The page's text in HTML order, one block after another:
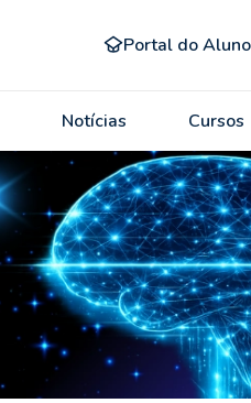
Portal do Aluno
Notícias Cursos